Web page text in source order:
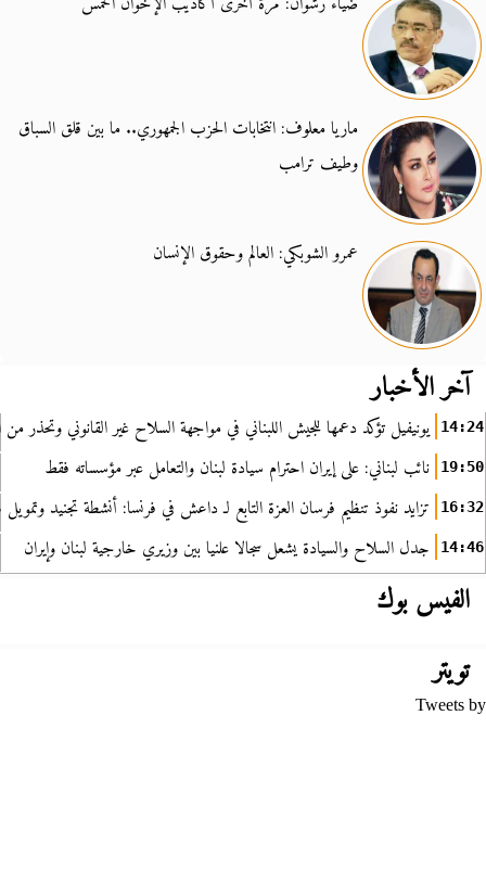
ماريا معلوف: انتخابات الحزب الجمهوري.. ما بين قلق السباق
وطيف ترامب
عمرو الشوبكي: العالم وحقوق الإنسان
آخر الأخبار
14:24 يونيفيل تؤكد دعمها للجيش اللبناني في مواجهة السلاح غير القانوني وتحذر من
19:50 نائب لبناني: على إيران احترام سيادة لبنان والتعامل عبر مؤسساته فقط
16:32 تزايد نفوذ تنظيم فرسان العزة التابع لـ داعش في فرنسا: أنشطة تجنيد
14:46 جدل السلاح والسيادة يشعل سجالا علنيا بين وزيري خارجية لبنان وإيران
الفيس بوك
تويتر
Tweets by